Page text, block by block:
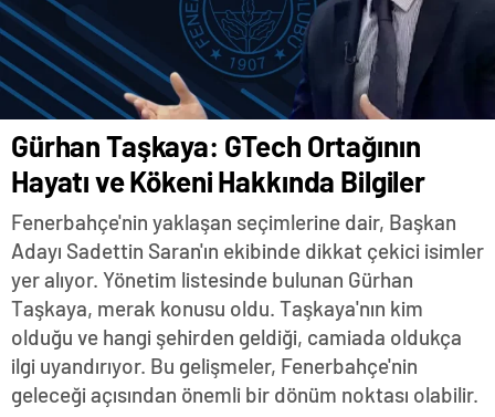
Gürhan Taşkaya: GTech Ortağının
Hayatı ve Kökeni Hakkında Bilgiler
Fenerbahçe'nin yaklaşan seçimlerine dair, Başkan
Adayı Sadettin Saran'ın ekibinde dikkat çekici isimler
yer alıyor. Yönetim listesinde bulunan Gürhan
Taşkaya, merak konusu oldu. Taşkaya'nın kim
olduğu ve hangi şehirden geldiği, camiada oldukça
ilgi uyandırıyor. Bu gelişmeler, Fenerbahçe'nin
geleceği açısından önemli bir dönüm noktası olabilir.